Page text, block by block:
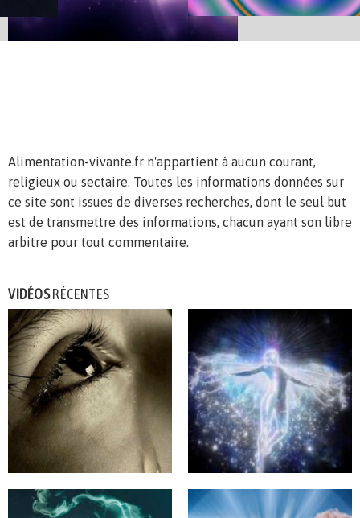
Alimentation-vivante.fr n'appartient à aucun courant,
religieux ou sectaire. Toutes les informations données sur
ce site sont issues de diverses recherches, dont le seul but
est de transmettre des informations, chacun ayant son libre
arbitre pour tout commentaire.
VIDÉOSRÉCENTES